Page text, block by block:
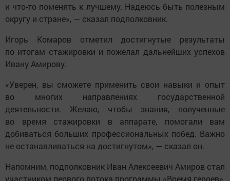
и что-то поменять к лучшему. Надеюсь быть полезным
округу и стране», — сказал подполковник.
Игорь Комаров отметил достигнутые результаты
по итогам стажировки и пожелал дальнейших успехов
Ивану Амирову.
«Уверен, вы сможете применить свои навыки и опыт
во многих направлениях государственной
деятельности. Желаю, чтобы знания, полученные
во время стажировки в аппарате, помогали вам
добиваться больших профессиональных побед. Важно
не останавливаться на достигнутом», — сказал он.
Напомним, подполковник Иван Алексеевич Амиров стал
участником первого потока программы «Время героев»,